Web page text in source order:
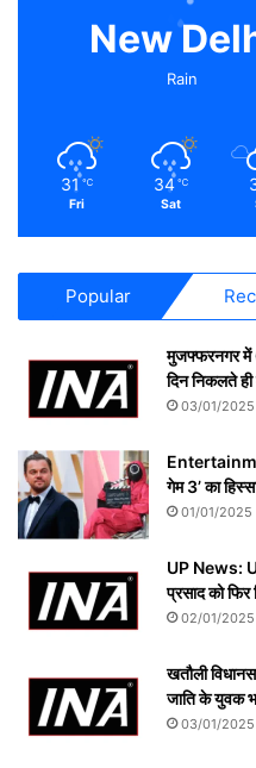
New
Rain
31 ℃
Fri
34 ℃
Sat
Popular
मुजफ्फरनगर में
दिन निकलते
03/01/2025
गेम 3’ का
01/01/2025
UP News:
प्रसाद को फिर
02/01/2025
खतौली
जाति के युवक
03/01/2025